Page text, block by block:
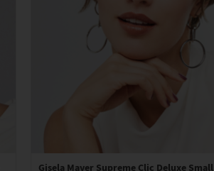
Gisela Mayer Supreme Clic Deluxe Small